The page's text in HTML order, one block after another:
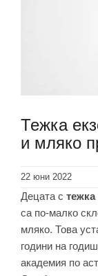
Тежка
и мляко
22 юни 2022
Децата с тежка
са по-малко
мляко. Това
години на
академия по